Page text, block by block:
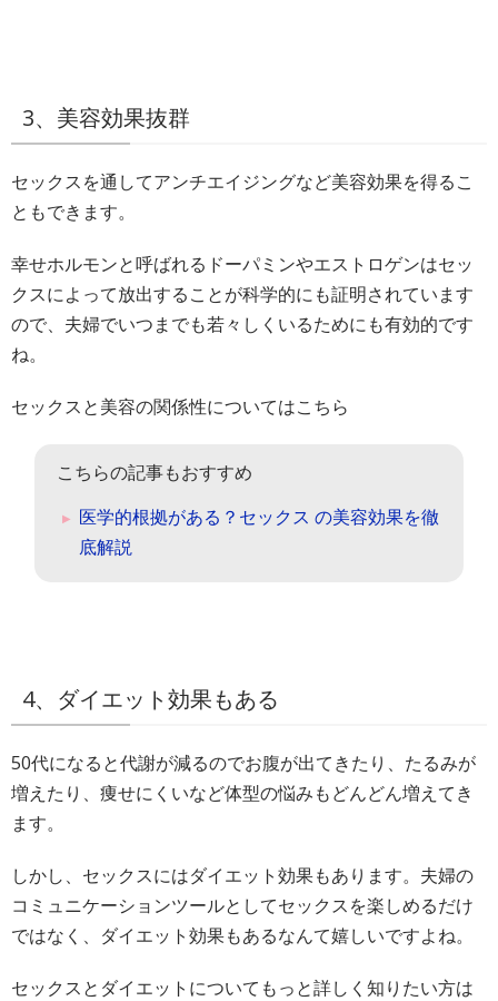
3、美容効果抜群
セックスを通してアンチエイジングなど美容効果を得るこ
ともできます。
幸せホルモンと呼ばれるドーパミンやエストロゲンはセッ
クスによって放出することが科学的にも証明されています
ので、夫婦でいつまでも若々しくいるためにも有効的です
ね。
セックスと美容の関係性についてはこちら
こちらの記事もおすすめ
医学的根拠がある？セックス の美容効果を徹
底解説
4、ダイエット効果もある
50代になると代謝が減るのでお腹が出てきたり、たるみが
増えたり、痩せにくいなど体型の悩みもどんどん増えてき
ます。
しかし、セックスにはダイエット効果もあります。夫婦の
コミュニケーションツールとしてセックスを楽しめるだけ
ではなく、ダイエット効果もあるなんて嬉しいですよね。
セックスとダイエットについてもっと詳しく知りたい方は